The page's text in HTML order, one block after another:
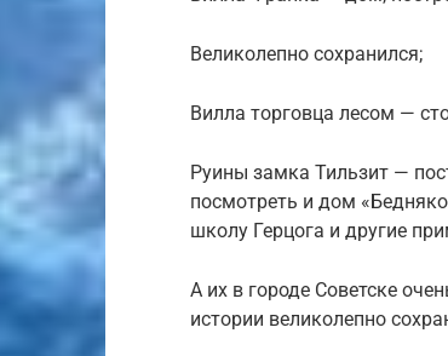
Великолепно сохранился;
Вилла торговца лесом —
Руины замка Тильзит —
посмотреть и дом
школу Герцога и другие
А их в городе Советске
истории великолепно